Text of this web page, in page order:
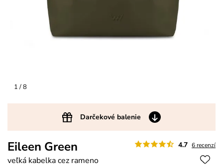
1/ 8
Darčekové balenie
4.7 6 recenzí
Eileen Green
veľká kabelka cez rameno